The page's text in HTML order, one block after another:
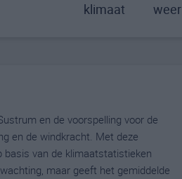
klimaat weer
en de voorspelling voor de
en de windkracht. Met deze
basis van de klimaatstatistieken
maar geeft het gemiddelde